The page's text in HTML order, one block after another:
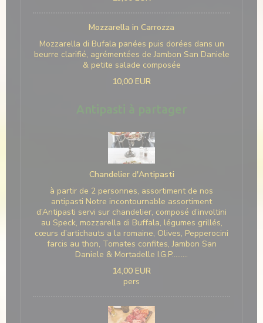
Mozzarella in Carrozza
Mozzarella di Bufala panées puis dorées dans un
beurre clarifié, agrémentées de Jambon San Daniele
& petite salade composée
10,00 EUR
Antipasti à partager
Chandelier d'Antipasti
à partir de 2 personnes, assortiment de nos
antipasti Notre incontournable assortiment
d’Antipasti servi sur chandelier, composé d’involtini
au Speck, mozzarella di Buffala, légumes grillés,
cœurs d’artichauts a la romaine, Olives, Pepperocini
farcis au thon, Tomates confites, Jambon San
Daniele & Mortadelle I.G.P………
14,00 EUR
pers